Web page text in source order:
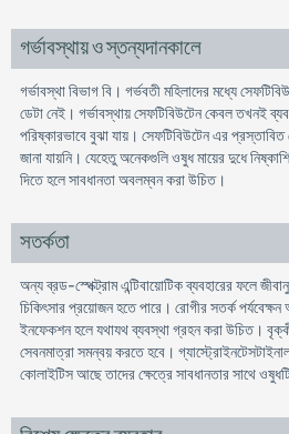
গর্ভাবস্থায় ও স্তন্যদানকালে
গর্ভাবস্থা বিভাগ বি। গর্ভবতী মহিলাদের মধ্যে
ডেটা নেই। গর্ভাবস্থায় সেফটিবিউটেন কেবল তখনই
পরিষ্কারভাবে বুঝা যায়। সেফটিবিউটেন এর প্রস্তাবিত
জানা যায়নি। যেহেতু অনেকগুলি ওষুধ মায়ের দুধে
দিতে হলে সাবধানতা অবলম্বন করা উচিত।
সতর্কতা
অন্য ব্রড-স্পেক্ট্রাম এন্টিবায়োটিক ব্যবহারের ফলে
চিকিৎসার প্রয়োজন হতে পারে। রোগীর সতর্ক পর্যবেক্ষন
ইনফেকশন হলে যথাযথ ব্যবস্থা গ্রহন করা উচিত।
সেবনমাত্রা সমন্বয় করতে হবে।
কোলাইটিস আছে তাদের ক্ষেত্রে সাবধানতার সাথে